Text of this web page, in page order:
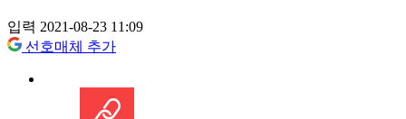
입력 2021-08-23 11:09
선호매체 추가